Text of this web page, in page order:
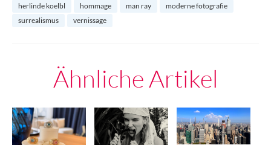
herlinde koelbl
hommage man ray
moderne fotografie
surrealismus
vernissage
Ähnliche Artikel